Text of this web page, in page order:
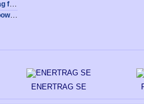
Alterric sichert sich bei EEG-Ausschreibung Zuschlag für alle eingereichten Projekte mit insgesamt 242 MW zu installierender Leistung
Weniger Anlagen, mehr Leistung: ENOVA nimmt Repowering-Projekt Gehrde in Betrieb
ENERTRAG SE